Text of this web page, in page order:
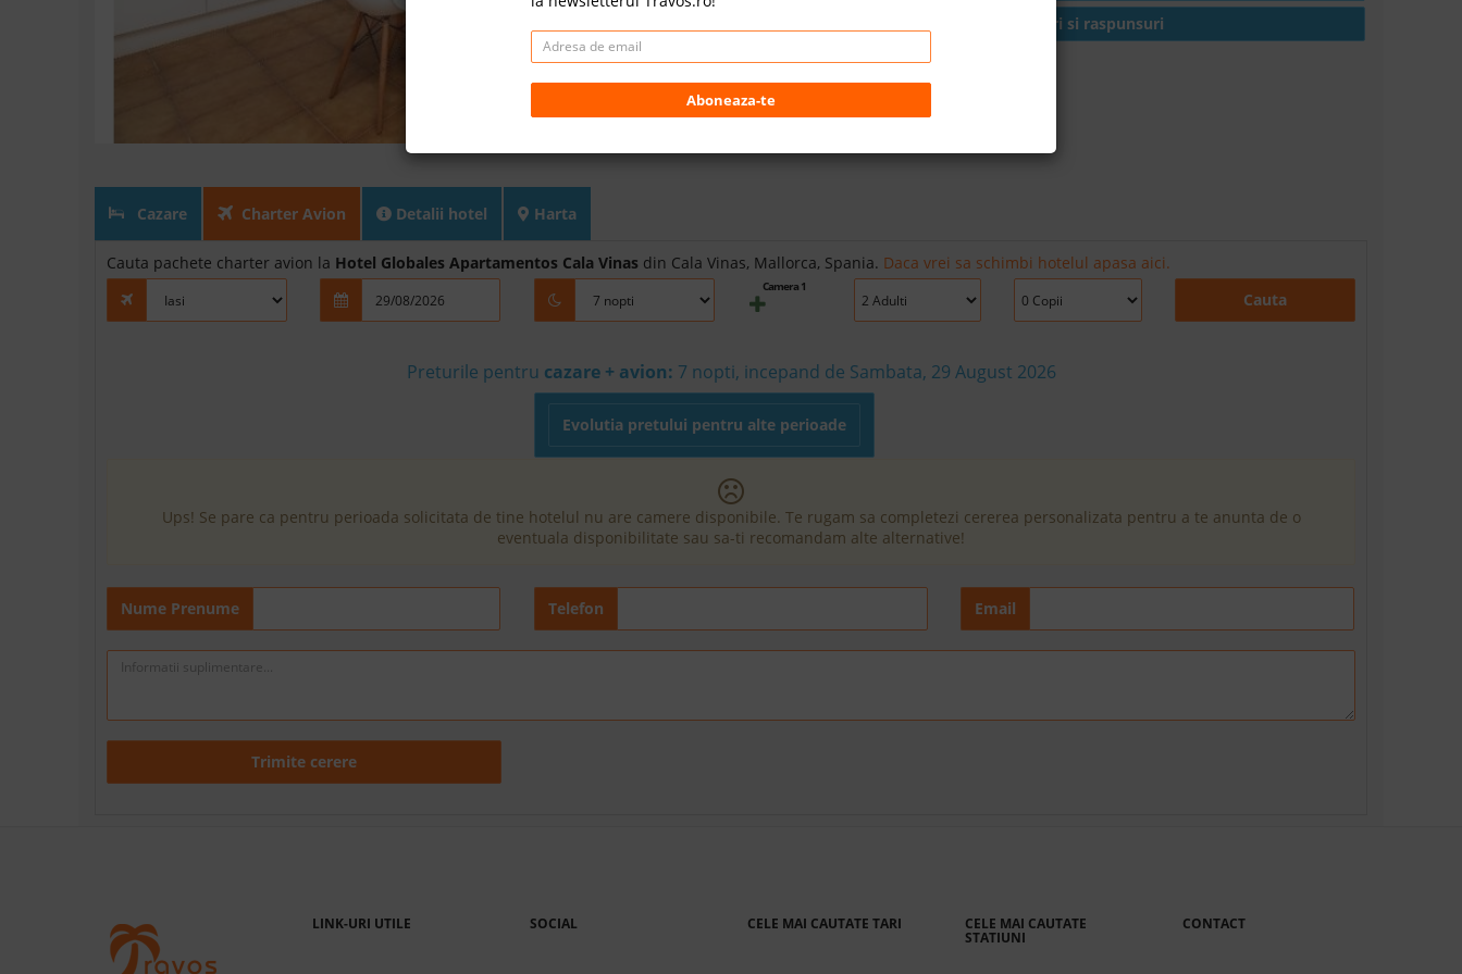
Intrebari si raspunsuri
Cazare Charter Avion Detalii hotel Harta
Cauta pachete charter avion la Hotel Globales Apartamentos Cala Vinas din Cala Vinas, Mallorca, Spania. Daca vrei sa schimbi hotelul apasa aici.
Camera 1
Cauta
Preturile pentru cazare + avion: 7 nopti, incepand de Sambata, 29 August 2026
Evolutia pretului pentru alte perioade
Ups! Se pare ca pentru perioada solicitata de tine hotelul nu are camere disponibile. Te rugam sa completezi cererea personalizata pentru a te anunta de o
eventuala disponibilitate sau sa-ti recomandam alte alternative!
Nume Prenume Telefon Email
Trimite cerere
Aboneaza-te
LINK-URI UTILE SOCIAL CELE MAI CAUTATE TARI CELE MAI CAUTATE
STATIUNI
CONTACT